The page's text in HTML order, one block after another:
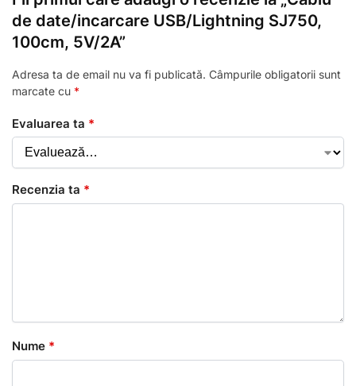
de date/incarcare USB/Lightning SJ750,
100cm, 5V/2A”
Adresa ta de email nu va fi publicată. Câmpurile obligatorii sunt
marcate cu *
Evaluarea ta *
Recenzia ta *
Nume *